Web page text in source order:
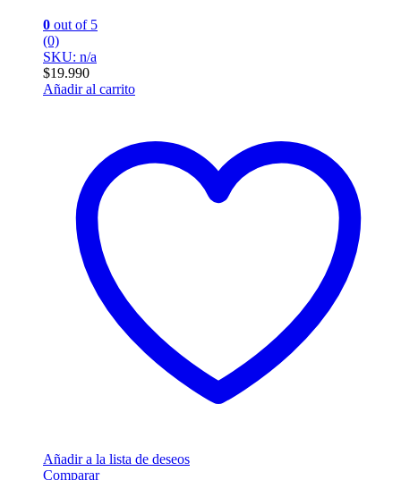
0 out of 5
(0)
SKU: n/a
$19.990
Añadir al carrito
Añadir a la lista de deseos
Comparar